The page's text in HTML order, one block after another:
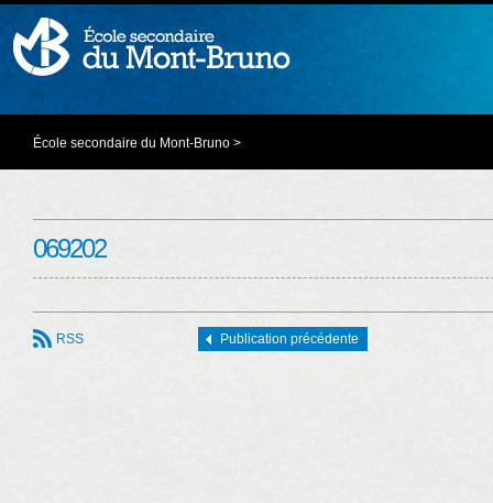
École secondaire du Mont-Bruno >
069202
RSS Publication précédente